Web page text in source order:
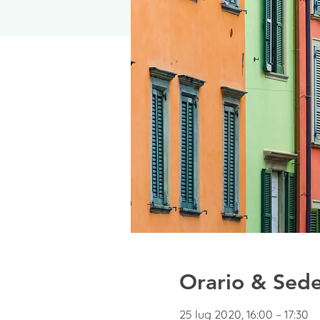
Orario &
25 lug 2020, 16:00 – 17:30